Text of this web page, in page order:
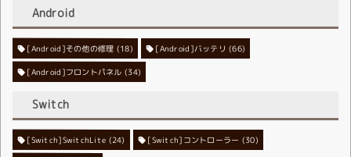
Android
[Android]その他の修理 (18) [Android]バッテリ (66)
[Android]フロントパネル (34)
Switch
[Switch]SwitchLite (24) [Switch]コントローラー (30)